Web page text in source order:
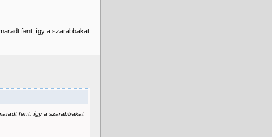
fent, így a szarabbakat
fent, így a szarabbakat